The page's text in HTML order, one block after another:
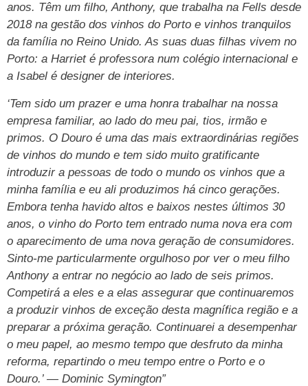
anos. Têm um filho, Anthony, que trabalha na Fells desde
2018 na gestão dos vinhos do Porto e vinhos tranquilos
da família no Reino Unido. As suas duas filhas vivem no
Porto: a Harriet é professora num colégio internacional e
a Isabel é designer de interiores.
‘Tem sido um prazer e uma honra trabalhar na nossa
empresa familiar, ao lado do meu pai, tios, irmão e
primos. O Douro é uma das mais extraordinárias regiões
de vinhos do mundo e tem sido muito gratificante
introduzir a pessoas de todo o mundo os vinhos que a
minha família e eu ali produzimos há cinco gerações.
Embora tenha havido altos e baixos nestes últimos 30
anos, o vinho do Porto tem entrado numa nova era com
o aparecimento de uma nova geração de consumidores.
Sinto-me particularmente orgulhoso por ver o meu filho
Anthony a entrar no negócio ao lado de seis primos.
Competirá a eles e a elas assegurar que continuaremos
a produzir vinhos de exceção desta magnífica região e a
preparar a próxima geração. Continuarei a desempenhar
o meu papel, ao mesmo tempo que desfruto da minha
reforma, repartindo o meu tempo entre o Porto e o
Douro.’ — Dominic Symington”